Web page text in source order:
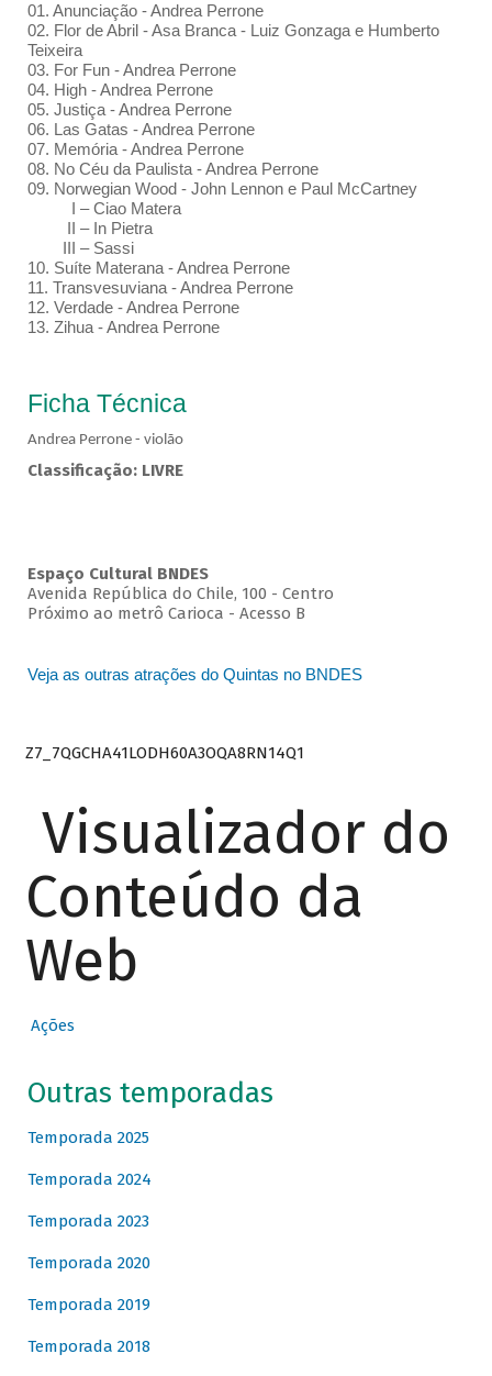
01.⁠ ⁠Anunciação - Andrea Perrone
02.⁠ ⁠Flor de Abril - Asa Branca - Luiz Gonzaga e Humberto
Teixeira
03.⁠ ⁠For Fun - Andrea Perrone
04.⁠ High - Andrea Perrone
05.⁠ ⁠Justiça - Andrea Perrone
06.⁠ Las Gatas - Andrea Perrone
07.⁠ ⁠Memória - Andrea Perrone
08.⁠ ⁠No Céu da Paulista - Andrea Perrone
09.⁠ Norwegian Wood - John Lennon e Paul McCartney
I – Ciao Matera
II – In Pietra
III – Sassi
10.⁠ ⁠Suíte Materana - Andrea Perrone
11.⁠ ⁠Transvesuviana - Andrea Perrone
12.⁠ ⁠Verdade - Andrea Perrone
13. Zihua - Andrea Perrone
Ficha Técnica
Andrea Perrone - violão
Classificação: LIVRE
Espaço Cultural BNDES
Avenida República do Chile, 100 - Centro
Próximo ao metrô Carioca - Acesso B
Veja as outras atrações do Quintas no BNDES
Z7_7QGCHA41LODH60A3OQA8RN14Q1
Visualizador do
Conteúdo da
Web
Ações
Outras temporadas
Temporada 2025
Temporada 2024
Temporada 2023
Temporada 2020
Temporada 2019
Temporada 2018